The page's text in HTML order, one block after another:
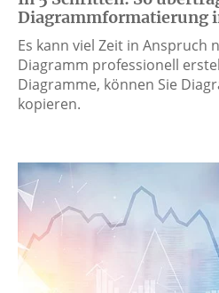
Diagrammformatierung
Es kann viel Zeit in Anspruch
Diagramm professionell
Diagramme, können Sie
kopieren.